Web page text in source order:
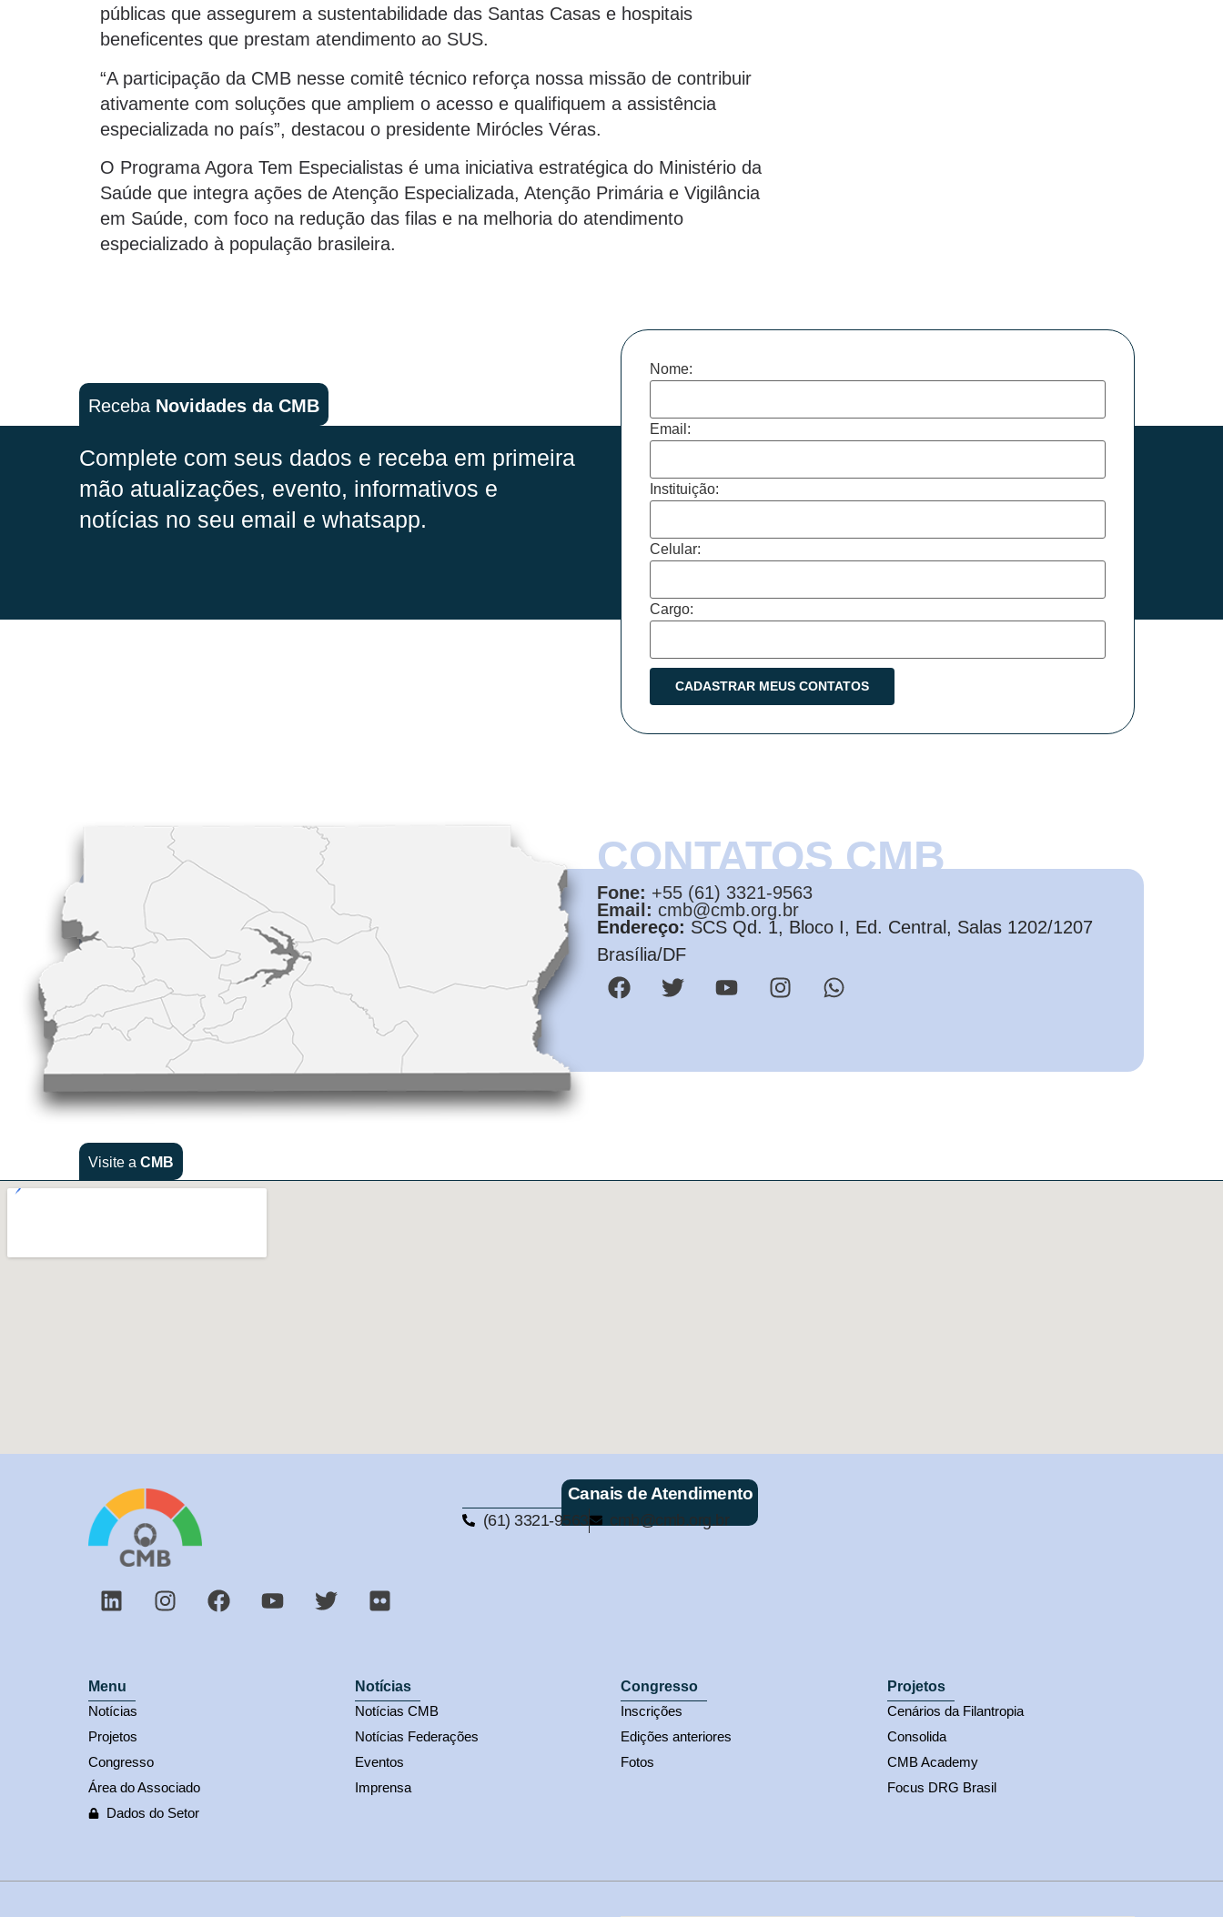
públicas que assegurem a sustentabilidade das Santas Casas e hospitais
beneficentes que prestam atendimento ao SUS.
“A participação da CMB nesse comitê técnico reforça nossa missão de contribuir
ativamente com soluções que ampliem o acesso e qualifiquem a assistência
especializada no país”, destacou o presidente Mirócles Véras.
O Programa Agora Tem Especialistas é uma iniciativa estratégica do Ministério da
Saúde que integra ações de Atenção Especializada, Atenção Primária e Vigilância
em Saúde, com foco na redução das filas e na melhoria do atendimento
especializado à população brasileira.
Receba Novidades da CMB
Complete com seus dados e receba em primeira
mão atualizações, evento, informativos e
notícias no seu email e whatsapp.
Nome:
Email:
Instituição:
Celular:
Cargo:
CONTATOS CMB
Fone: +55 (61) 3321-9563
Email: cmb@cmb.org.br
Endereço: SCS Qd. 1, Bloco I, Ed. Central, Salas 1202/1207
Brasília/DF
Visite a CMB
Canais de Atendimento
(61) 3321-9563 cmb@cmb.org.br
Menu
Notícias
Projetos
Congresso
Área do Associado
Dados do Setor
Notícias
Notícias CMB
Notícias Federações
Eventos
Imprensa
Congresso
Inscrições
Edições anteriores
Fotos
Projetos
Cenários da Filantropia
Consolida
CMB Academy
Focus DRG Brasil